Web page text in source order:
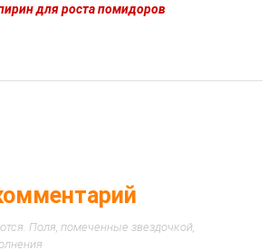
для роста помидоров
Поля, помеченные звездочкой,